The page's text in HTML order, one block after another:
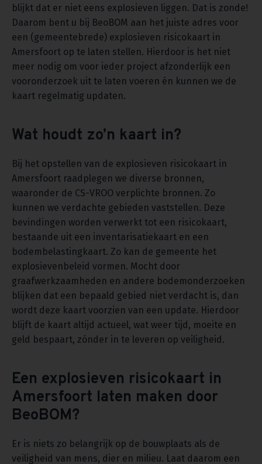
blijkt dat er niet eens explosieven liggen. Dat is zonde!
Daarom bent u bij BeoBOM aan het juiste adres voor
een (gemeentebrede) explosieven risicokaart in
Amersfoort op te laten stellen. Hierdoor is het niet
meer nodig om voor ieder project afzonderlijk een
vooronderzoek uit te laten voeren én kunnen we de
kaart regelmatig updaten.
Wat houdt zo’n kaart in?
Bij het opstellen van de explosieven risicokaart in
Amersfoort raadplegen we diverse bronnen,
waaronder de CS-VROO verplichte bronnen. Zo
kunnen we verdachte gebieden vaststellen. Deze
bevindingen worden verwerkt tot een risicokaart,
bestaande uit een inventarisatiekaart en een
bodembelastingkaart. Zo kan de gemeente het
explosievenbeleid vormen. Mocht door
graafwerkzaamheden en andere bodemonderzoeken
blijken dat een bepaald gebied niet verdacht is, dan
wordt deze kaart voorzien van een update. Hierdoor
blijft de kaart altijd actueel, wat weer tijd, moeite en
geld bespaart, zónder in te leveren op veiligheid.
Een explosieven risicokaart in
Amersfoort laten maken door
BeoBOM?
Er is niets zo belangrijk op de bouwplaats als de
veiligheid van mens, dier en milieu. Laat daarom een